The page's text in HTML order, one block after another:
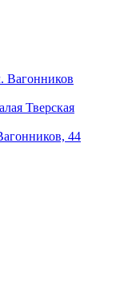
Вагонников
Тверская
44